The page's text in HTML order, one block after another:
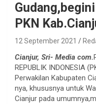
PKN
12 September 2021
Cianjur, Sri- Media com.
REPUBLIK INDONESIA
Perwakilan Kabupaten
nya, khususnya untuk
Cianjur pada